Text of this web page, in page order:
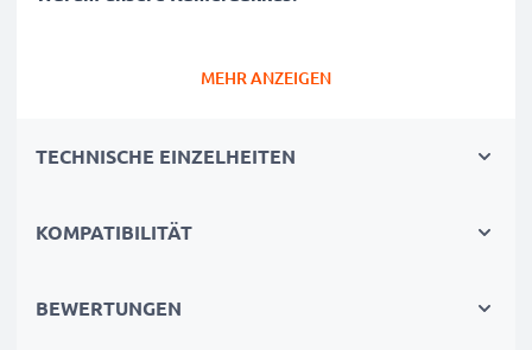
zu sehen
1180mAh 3.7V für ausgedehnte Fotosessions
stabile Energie, längere Lebensdauer und hohe
MEHR ANZEIGEN
TECHNISCHE EINZELHEITEN
KOMPATIBILITÄT
BEWERTUNGEN